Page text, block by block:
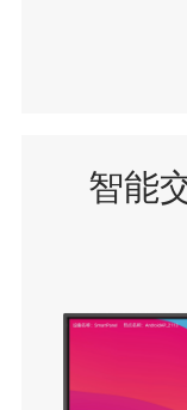
智能